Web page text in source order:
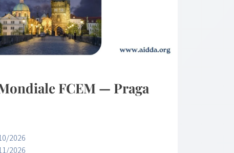
FCEM — Praga
2026
2026